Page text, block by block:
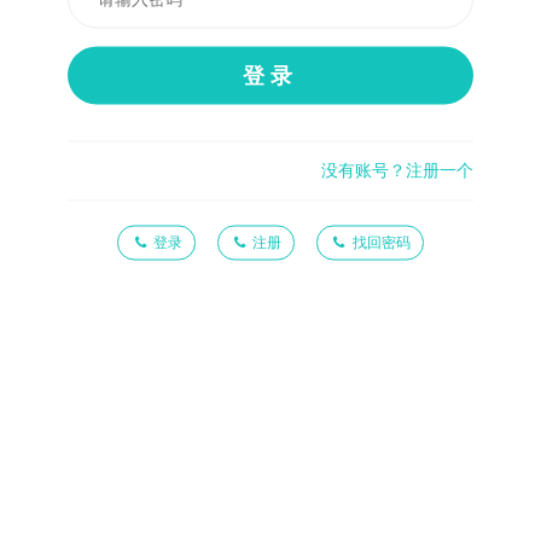
登录
没有账号？注册一个
登录 注册 找回密码